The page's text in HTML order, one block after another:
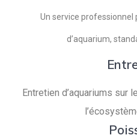
Un service professionnel
d’aquarium,
Entretien d’aquariums sur